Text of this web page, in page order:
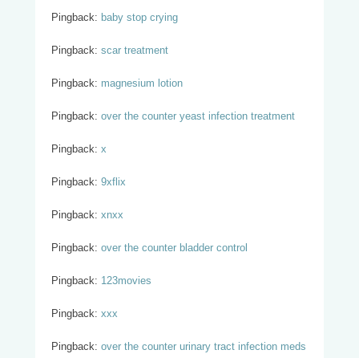
Pingback: baby stop crying
Pingback: scar treatment
Pingback: magnesium lotion
Pingback: over the counter yeast infection treatment
Pingback: x
Pingback: 9xflix
Pingback: xnxx
Pingback: over the counter bladder control
Pingback: 123movies
Pingback: xxx
Pingback: over the counter urinary tract infection meds